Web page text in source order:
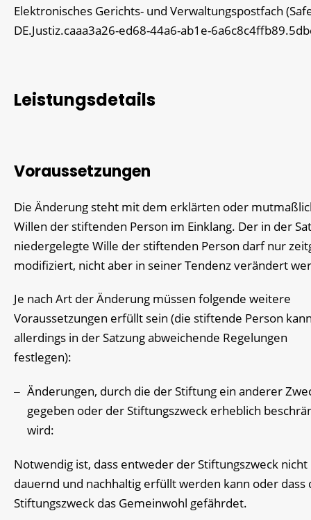
Elektronisches Gerichts- und Verwaltungspostfach
DE.Justiz.caaa3a26-ed68-44a6-ab1e-
Leistungsdetails
Voraussetzungen
Die Änderung steht mit dem erklärten oder
Willen der stiftenden Person im Einklang. Der in der
niedergelegte Wille der stiftenden Person darf nur
modifiziert, nicht aber in seiner Tendenz verändert
Je nach Art der Änderung müssen folgende weitere
Voraussetzungen erfüllt sein (die stiftende Person
allerdings in der Satzung abweichende Regelungen
festlegen):
Änderungen, durch die der Stiftung ein anderer
gegeben oder der Stiftungszweck erheblich
wird:
Notwendig ist, dass entweder der Stiftungszweck
dauernd und nachhaltig erfüllt werden kann oder dass
Stiftungszweck das Gemeinwohl gefährdet.